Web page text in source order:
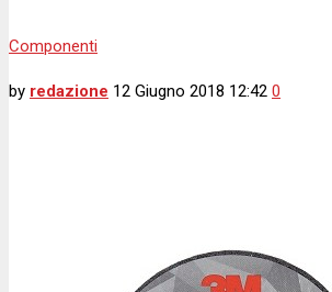
Componenti
by redazione 12 Giugno 2018 12:42 0